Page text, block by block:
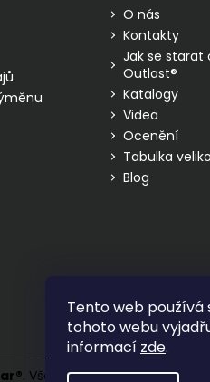
Tento web
tohoto webu
informací zde.
O nás
Kontakty
Jak se starat
Outlast®
Katalogy
Videa
Ocenění
Tabulka
Blog
®. Všechna práva vyhrazena.